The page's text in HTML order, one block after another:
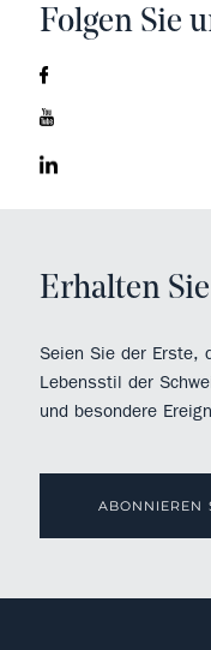
Folgen Sie
Erhalten
Seien Sie der Erste,
Lebensstil der
und besondere
ABONNIEREN